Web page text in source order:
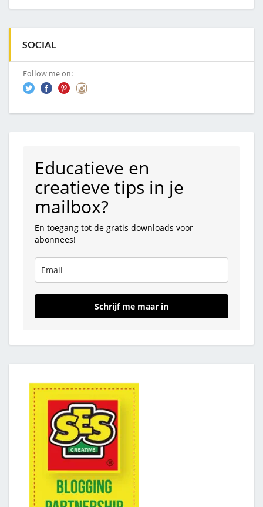
SOCIAL
Follow me on:
Educatieve en
creatieve tips in je
mailbox?
En toegang tot de gratis downloads voor
abonnees!
Schrijf me maar in